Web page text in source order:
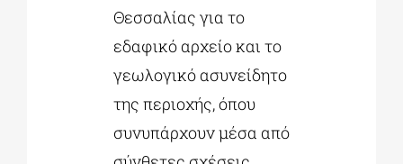
Θεσσαλίας για το
εδαφικό αρχείο και το
γεωλογικό ασυνείδητο
της περιοχής, όπου
συνυπάρχουν μέσα από